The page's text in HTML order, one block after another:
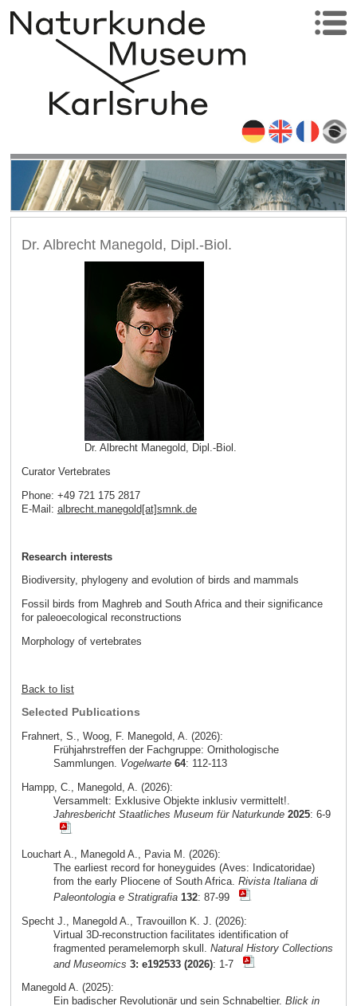
Dr. Albrecht Manegold, Dipl.-Biol.
Dr. Albrecht Manegold, Dipl.-Biol.
Curator Vertebrates
Phone: +49 721 175 2817
E-Mail: albrecht.manegold[at]smnk.de
Research interests
Biodiversity, phylogeny and evolution of birds and mammals
Fossil birds from Maghreb and South Africa and their significance
for paleoecological reconstructions
Morphology of vertebrates
Back to list
Selected Publications
Frahnert, S., Woog, F. Manegold, A. (2026):
Frühjahrstreffen der Fachgruppe: Ornithologische
Sammlungen. Vogelwarte 64: 112-113
Hampp, C., Manegold, A. (2026):
Versammelt: Exklusive Objekte inklusiv vermittelt!.
Jahresbericht Staatliches Museum für Naturkunde 2025: 6-9
Louchart A., Manegold A., Pavia M. (2026):
The earliest record for honeyguides (Aves: Indicatoridae)
from the early Pliocene of South Africa. Rivista Italiana di
Paleontologia e Stratigrafia 132: 87-99
Specht J., Manegold A., Travouillon K. J. (2026):
Virtual 3D-reconstruction facilitates identification of
fragmented peramelemorph skull. Natural History Collections
and Museomics 3: e192533 (2026): 1-7
Manegold A. (2025):
Ein badischer Revolutionär und sein Schnabeltier. Blick in